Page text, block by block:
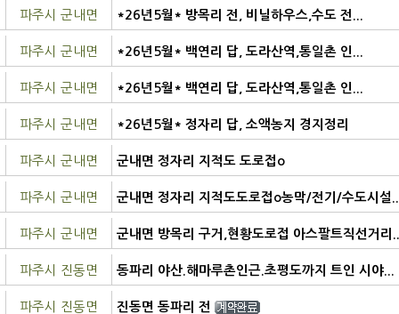
농림지역
파주시 군내면 *26년5월* 방목리 전, 비닐하우스,수도 전...
농림지역
파주시 군내면 *26년5월* 백연리 답, 도라산역,통일촌 인...
농림지역
파주시 군내면 *26년5월* 백연리 답, 도라산역,통일촌 인...
농림지역
파주시 군내면 *26년5월* 정자리 답, 소액농지 경지정리
농림지역
파주시 군내면 군내면 정자리 지적도 도로접o
보전관리지역
파주시 군내면 군내면 정자리 지적도도로접o농막/전기/수도시설...
보전관리지역
파주시 군내면 군내면 방목리 구거,현황도로접 아스팔트직선거리...
농림지역
파주시 진동면 동파리 야산.해마루촌인근.초평도까지 트인 시야...
농림지역
파주시 진동면 진동면 동파리 전